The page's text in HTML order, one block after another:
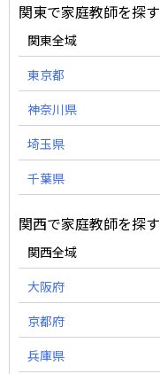
関東で家庭教師を探す
関東全域
東京都
神奈川県
埼玉県
千葉県
関西で家庭教師を探す
関西全域
大阪府
京都府
兵庫県